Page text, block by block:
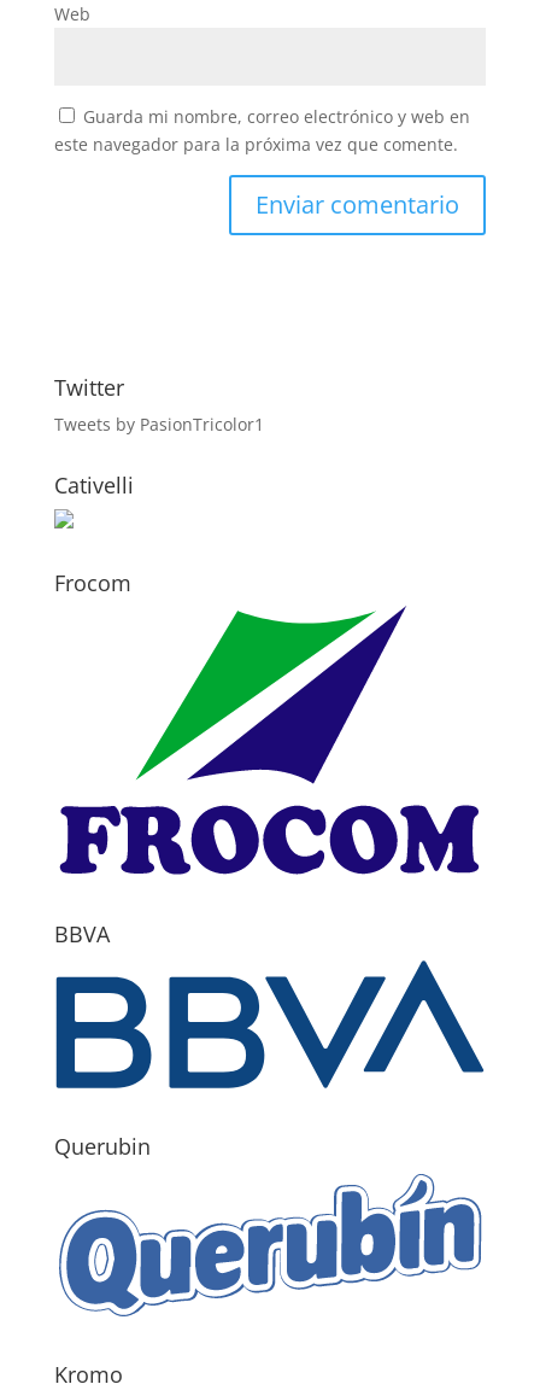
Web
Guarda mi nombre, correo electrónico y web en
este navegador para la próxima vez que comente.
Twitter
Tweets by PasionTricolor1
Cativelli
Frocom
BBVA
Querubin
Kromo